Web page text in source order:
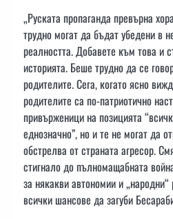
„Руската пропаганда превърна
трудно могат да бъдат убедени в
реалността. Добавете към това и
историята. Беше трудно да се
родителите. Сега, когато ясно
родителите са по-патриотично
привърженици на позицията
еднозначно”, но и те не могат да
обстрелва от страната агресор.
стигнало до пълномащабната
за някакви автономии и
всички шансове да загуби